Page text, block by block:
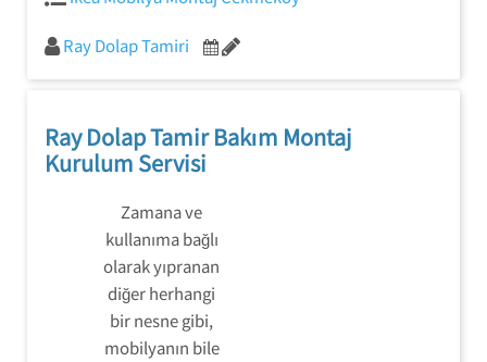
Ray Dolap Tamiri
Ray Dolap Tamir Bakım Montaj
Kurulum Servisi
Zamana ve
kullanıma bağlı
olarak yıpranan
diğer herhangi
bir nesne gibi,
mobilyanın bile